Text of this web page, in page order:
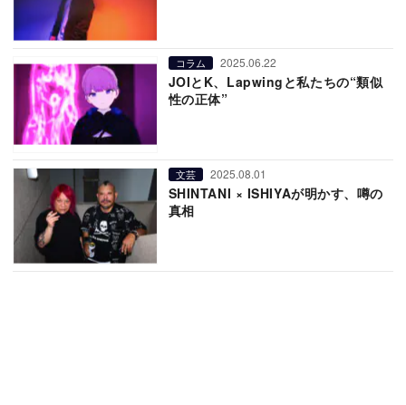
コラム 2025.06.22
JOIとK、Lapwingと私たちの“類似
性の正体”
文芸 2025.08.01
SHINTANI × ISHIYAが明かす、噂の
真相